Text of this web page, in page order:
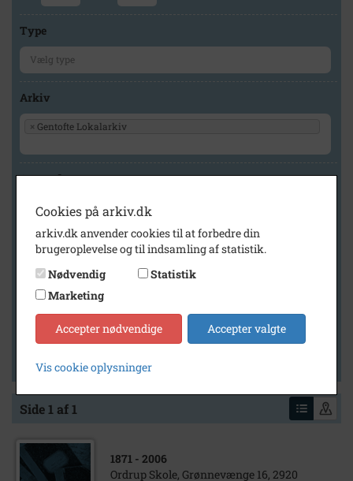
Type
Arkiv
× Gentofte Lokalarkiv
Geografi
Generelt
Vis kun med billeder
Vis kun med filmklip
Vis kun med lydklip
Vis kun med kilder
Vis kun med geo-tag
Side 1 af 1
1871 - 2006
Ordrup Skole, Grønnevænge 16, 2920
Cookies på arkiv.dk
arkiv.dk anvender cookies til at forbedre din
brugeroplevelse og til indsamling af statistik.
Nødvendig
Statistik
Marketing
Accepter nødvendige Accepter valgte
Vis cookie oplysninger